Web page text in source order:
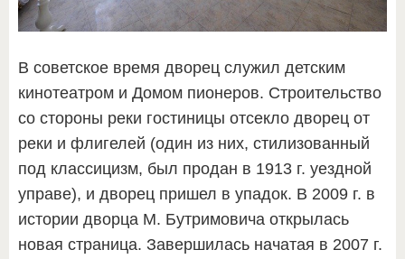
В советское время дворец служил детским
кинотеатром и Домом пионеров. Строительство
со стороны реки гостиницы отсекло дворец от
реки и флигелей (один из них, стилизованный
под классицизм, был продан в 1913 г. уездной
управе), и дворец пришел в упадок. В 2009 г. в
истории дворца М. Бутримовича открылась
новая страница. Завершилась начатая в 2007 г.